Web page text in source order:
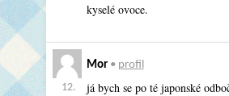
kyselé ovoce.
12.
Mor• profil
já bych se po té japonské